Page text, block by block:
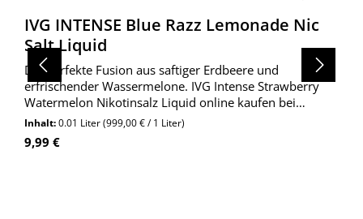
IVG INTENSE Blue Razz Lemonade Nic
Salt Liquid
Die perfekte Fusion aus saftiger Erdbeere und
erfrischender Wassermelone. IVG Intense Strawberry
Watermelon Nikotinsalz Liquid online kaufen bei
Wolkengarage!
Inhalt:0.01 Liter(999,00 € / 1 Liter)
Regulärer Preis:
9,99 €